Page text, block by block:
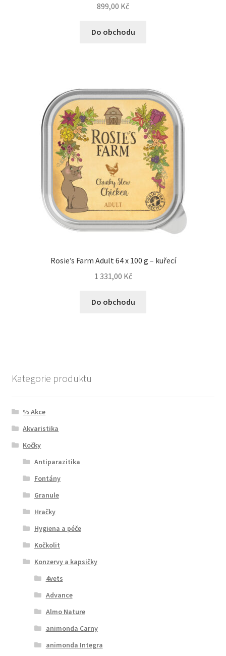
899,00 Kč
Do obchodu
Rosie’s Farm Adult 64 x 100 g – kuřecí
1 331,00 Kč
Do obchodu
Kategorie produktu
% Akce
Akvaristika
Kočky
Antiparazitika
Fontány
Granule
Hračky
Hygiena a péče
Kočkolit
Konzervy a kapsičky
4vets
Advance
Almo Nature
animonda Carny
animonda Integra